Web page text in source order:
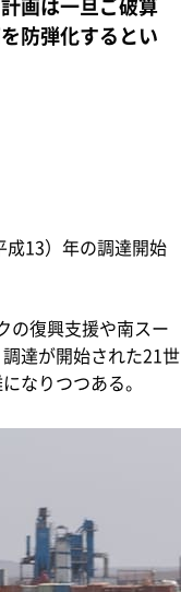
防弾化するとい
13）年の調達開始
の復興支援や南スー
達が開始された21世
なりつつある。